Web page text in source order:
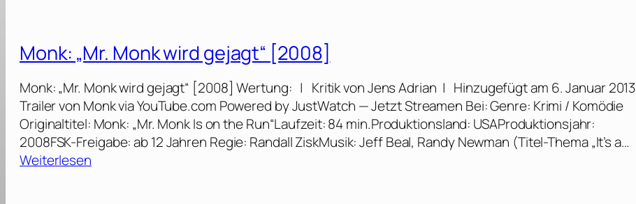
n
k
:
„
M
r
.
M
Monk: „Mr. Monk wird gejagt“ [2008]
Monk: „Mr. Monk wird gejagt“ [2008] Wertung: | Kritik von Jens Adrian | Hinzugefügt am 6. Januar 2013
Trailer von Monk via YouTube.com Powered by JustWatch — Jetzt Streamen Bei: Genre: Krimi / Komödie
Originaltitel: Monk: „Mr. Monk Is on the Run“Laufzeit: 84 min.Produktionsland: USAProduktionsjahr:
2008FSK-Freigabe: ab 12 Jahren Regie: Randall ZiskMusik: Jeff Beal, Randy Newman (Titel-Thema „It’s a…
Weiterlesen: